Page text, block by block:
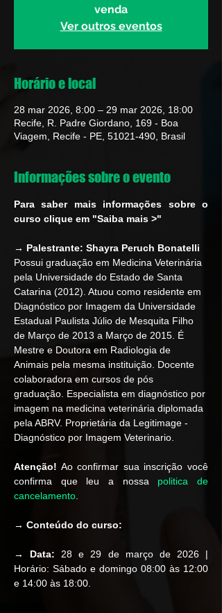
venda
Ver outros eventos
Horário e local
28 mar 2026, 8:00 – 29 mar 2026, 18:00
Recife, R. Padre Giordano, 169 - Boa
Viagem, Recife - PE, 51021-490, Brasil
Informações sobre o evento
Para saber mais informações sobre o
curso clique em "Saiba mais >"
→ Palestrante: Shayra Peruch Bonatelli
Possui graduação em Medicina Veterinária
pela Universidade do Estado de Santa
Catarina (2012). Atuou como residente em
Diagnóstico por Imagem da Universidade
Estadual Paulista Júlio de Mesquita Filho
de Março de 2013 a Março de 2015. É
Mestre e Doutora em Radiologia de
Animais pela mesma instituição. Docente
colaboradora em cursos de pós
graduação. Especialista em diagnóstico por
imagem na medicina veterinária diplomada
pela ABRV. Proprietária da Legitimage -
Diagnóstico por Imagem Veterinario.
Atenção! Ao confirmar sua inscrição você
confirma que leu a nossa politica de
cancelamento
→ Conteúdo do curso:
→ Data: 28 e 29 de março de 2026 |
Horário: Sábado e domingo 08:00 às 12:00
e 14:00 às 18:00.